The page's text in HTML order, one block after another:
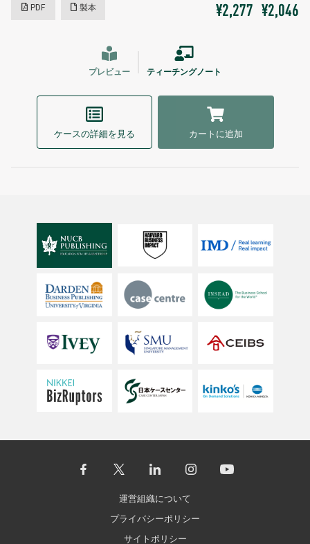
PDF 製本 ¥2,277 ¥2,046
プレビュー ティーチングノート
ケースの詳細を見る カートに追加
運営組織について
プライバシーポリシー
サイトポリシー